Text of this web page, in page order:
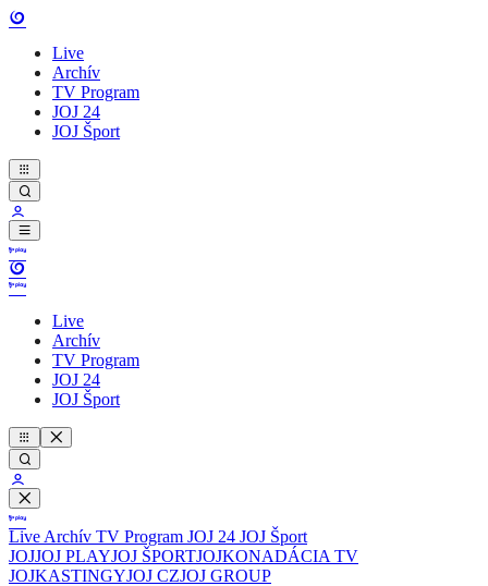
Live
Archív
TV Program
JOJ 24
JOJ Šport
Live
Archív
TV Program
JOJ 24
JOJ Šport
Live Archív TV Program JOJ 24 JOJ Šport
JOJJOJ PLAYJOJ ŠPORTJOJKONADÁCIA TV
JOJKASTINGYJOJ CZJOJ GROUP